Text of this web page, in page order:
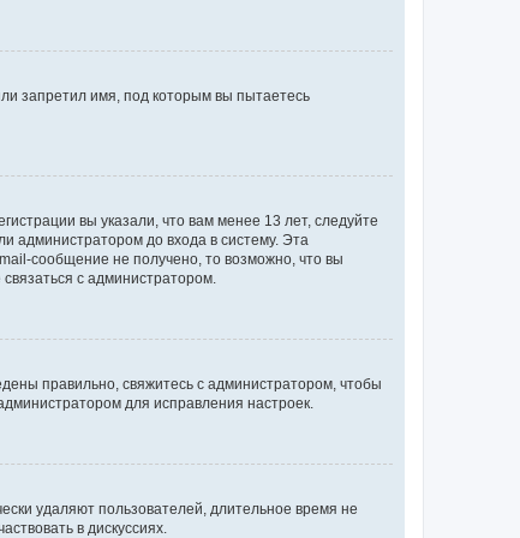
запретил имя, под которым вы пытаетесь
вы указали, что вам менее 13 лет, следуйте
администратором до входа в систему. Эта
сообщение не получено, то возможно, что вы
с администратором.
правильно, свяжитесь с администратором, чтобы
для исправления настроек.
удаляют пользователей, длительное время не
в дискуссиях.